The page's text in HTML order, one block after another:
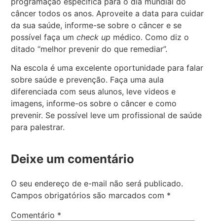
câncer todos os anos. Aproveite a data para cuidar
da sua saúde, informe-se sobre o câncer e se
possível faça um check up médico. Como diz o
ditado “melhor prevenir do que remediar”.
Na escola é uma excelente oportunidade para falar
sobre saúde e prevenção. Faça uma aula
diferenciada com seus alunos, leve videos e
imagens, informe-os sobre o câncer e como
prevenir. Se possível leve um profissional de saúde
para palestrar.
Deixe um comentário
O seu endereço de e-mail não será publicado.
Campos obrigatórios são marcados com *
Comentário *